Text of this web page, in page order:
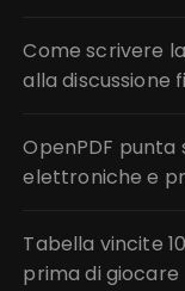
Come scrivere
alla discussione
OpenPDF punta
elettroniche e
Tabella vincite
prima di giocare